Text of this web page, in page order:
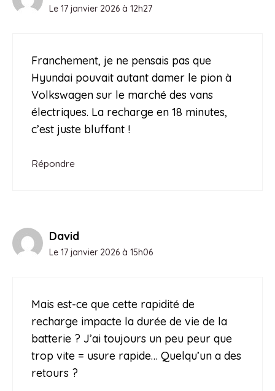
Le 17 janvier 2026 à 12h27
Franchement, je ne pensais pas que
Hyundai pouvait autant damer le pion à
Volkswagen sur le marché des vans
électriques. La recharge en 18 minutes,
c’est juste bluffant !
Répondre
David
Le 17 janvier 2026 à 15h06
Mais est-ce que cette rapidité de
recharge impacte la durée de vie de la
batterie ? J’ai toujours un peu peur que
trop vite = usure rapide… Quelqu’un a des
retours ?